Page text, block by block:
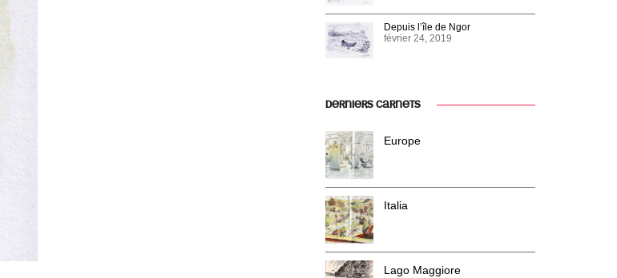
Depuis l’île de Ngor
février 24, 2019
DERNIERS CARNETS
Europe
Italia
Lago Maggiore